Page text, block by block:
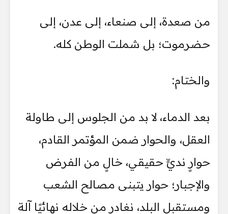
من صعدة، إلى صنعاء، إلى عدن، إلى
حضرموت؛ بل شملت الوطن كله.
والختام:
بعد الدماء، لا بد من الجلوس إلى طاولة
العقل، والحوار ضمن المؤتمر القادم،
حوارٍ نديٍّ حقيقي، خالٍ من الفرض
والإجبار؛ حوار يتبنى مصالح الشعب
ومستقبل البلد، نغادر من خلاله نهائيًا آلة